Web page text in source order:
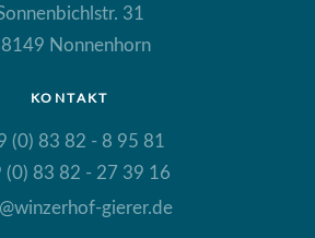
31
Nonnenhorn
KONTAKT
(0) 83 82 - 8 95 81
(0) 83 82 - 27 39 16
gierer.de